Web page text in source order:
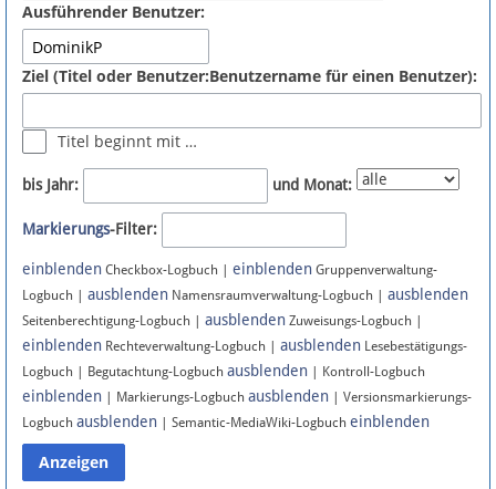
Fehler melden
Newsletter
Bluesky
Facebook
Instagram
Anmelden
Datenschutz
Ausführender Benutzer:
Ziel (Titel oder Benutzer:Benutzername für einen Benutzer):
Titel beginnt mit …
bis Jahr: und Monat:
Markierungs-Filter:
einblenden Checkbox-Logbuch | einblenden Gruppenverwaltung-
Logbuch | ausblenden Namensraumverwaltung-Logbuch | ausblenden
Seitenberechtigung-Logbuch | ausblenden Zuweisungs-Logbuch |
einblenden Rechteverwaltung-Logbuch | ausblenden Lesebestätigungs-
Logbuch | Begutachtung-Logbuch ausblenden | Kontroll-Logbuch
einblenden | Markierungs-Logbuch ausblenden | Versionsmarkierungs-
Logbuch ausblenden | Semantic-MediaWiki-Logbuch einblenden